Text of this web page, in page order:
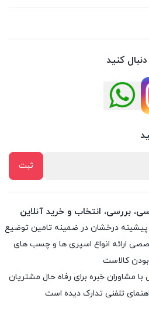
کنید
بررسی، انتخاب و خرید آنلاین
با بیش از۱۰سال پیشینه درخشان در ضمینه تامین توضیع
ارائه انواع اسپری ها و چسب های
کالاست
خبره برای رفاه حال مشتریان
تلفنی تدارک دیده است